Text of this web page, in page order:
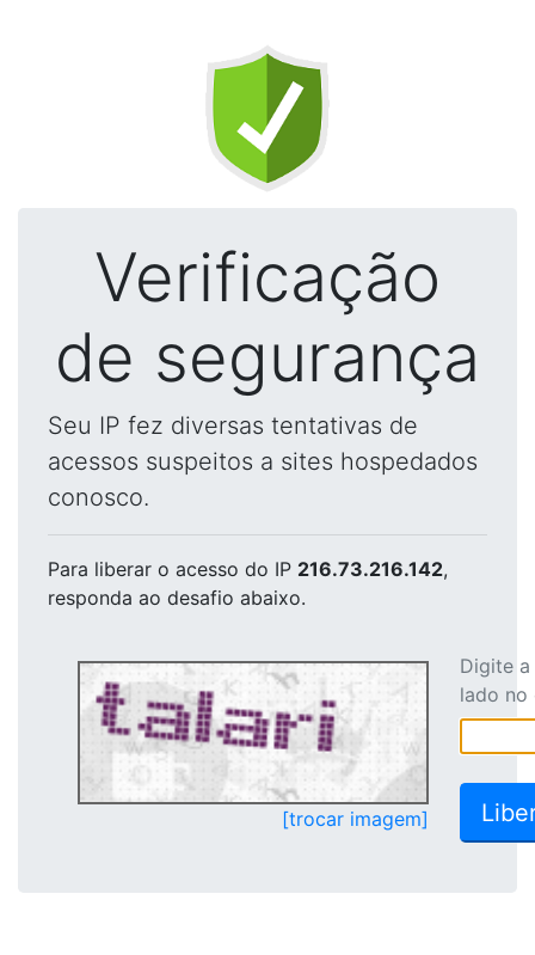
Verificação
de segurança
Seu IP fez diversas tentativas de
acessos suspeitos a sites hospedados
conosco.
Para liberar o acesso do IP 216.73.216.142,
responda ao desafio abaixo.
[trocar imagem]
Digite
lado no